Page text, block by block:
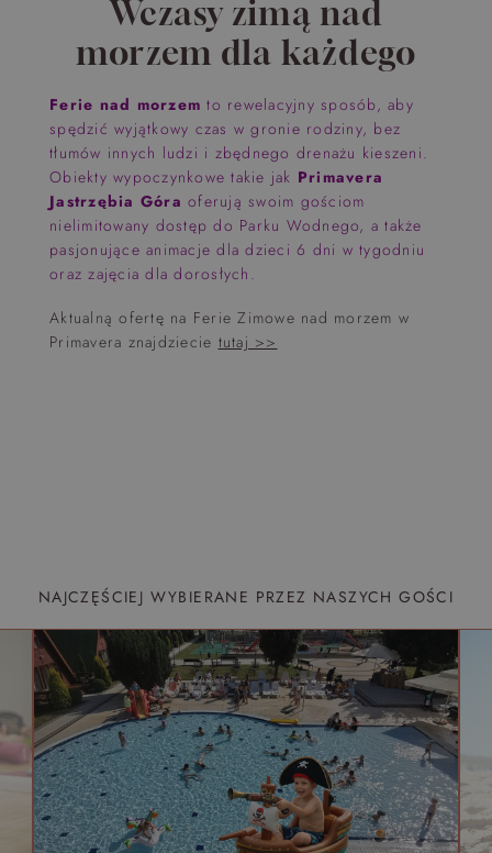
Wczasy zimą nad
morzem dla każdego
Ferie nad morzem to rewelacyjny sposób, aby
spędzić wyjątkowy czas w gronie rodziny, bez
tłumów innych ludzi i zbędnego drenażu kieszeni.
Obiekty wypoczynkowe takie jak Primavera
Jastrzębia Góra oferują swoim gościom
nielimitowany dostęp do Parku Wodnego, a także
pasjonujące animacje dla dzieci 6 dni w tygodniu
oraz zajęcia dla dorosłych.
Aktualną ofertę na Ferie Zimowe nad morzem w
Primavera znajdziecie tutaj >>
NAJCZĘŚCIEJ WYBIERANE PRZEZ NASZYCH GOŚCI